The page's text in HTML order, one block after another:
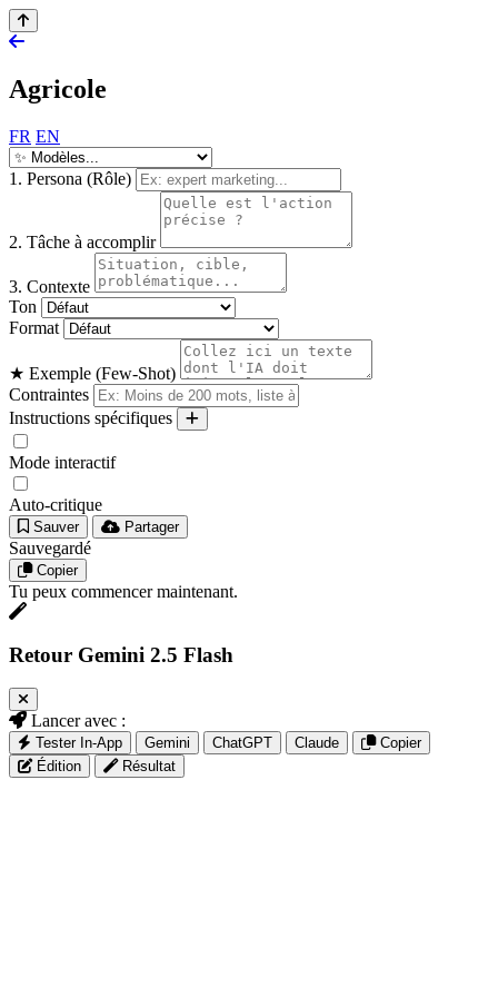
Agricole
FR EN
1. Persona (Rôle)
2. Tâche à accomplir
3. Contexte
Ton
Format
★ Exemple (Few-Shot)
Contraintes
Instructions spécifiques
Mode interactif
Auto-critique
Sauver Partager
Sauvegardé
Copier
Tu peux commencer maintenant.
Retour Gemini 2.5 Flash
Lancer avec :
Tester In-App Gemini ChatGPT Claude
Copier
Édition
Résultat